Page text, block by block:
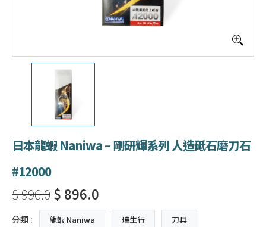
日本龍蝦 Naniwa – 剛研輝系列 人造砥石磨刀石
#12000
$ 996.0$ 896.0
分類 : 龍蝦 Naniwa 瑞生行 刀具